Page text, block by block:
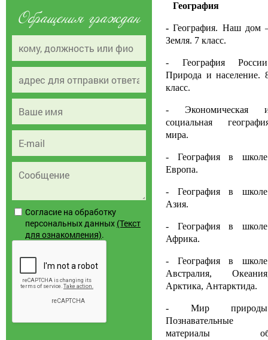
Обращения граждан
Согласие на обработку
персональных данных (Текст
для ознакомления).
География
-География. Наш дом
Земля. 7 класс.
- География
Природа и население.
класс.
- Экономическая
социальная
мира.
- География в
Европа.
- География в
Азия.
- География в
Африка.
- География в
Австралия,
Арктика, Антарктида.
- Мир
Познавательные
материалы